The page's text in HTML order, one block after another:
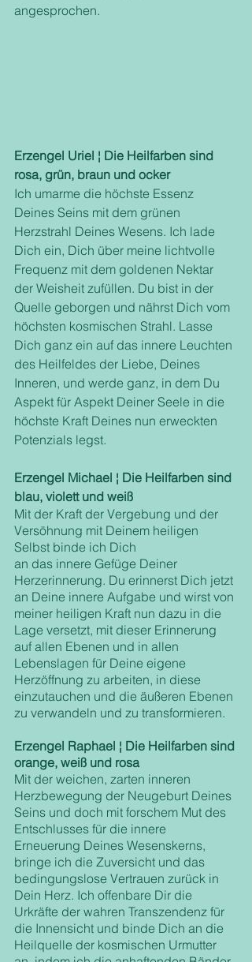
angesprochen.
Erzengel Uriel ¦ Die Heilfarben sind
rosa, grün, braun und ocker
Ich umarme die höchste Essenz
Deines Seins mit dem grünen
Herzstrahl Deines Wesens. Ich lade
Dich ein, Dich über meine lichtvolle
Frequenz mit dem goldenen Nektar
der Weisheit zufüllen. Du bist in der
Quelle geborgen und nährst Dich vom
höchsten kosmischen Strahl. Lasse
Dich ganz ein auf das innere Leuchten
des Heilfeldes der Liebe, Deines
Inneren, und werde ganz, in dem Du
Aspekt für Aspekt Deiner Seele in die
höchste Kraft Deines nun erweckten
Potenzials legst.
Erzengel Michael ¦ Die Heilfarben sind
blau, violett und weiß
Mit der Kraft der Vergebung und der
Versöhnung mit Deinem heiligen
Selbst binde ich Dich
an das innere Gefüge Deiner
Herzerinnerung. Du erinnerst Dich jetzt
an Deine innere Aufgabe und wirst von
meiner heiligen Kraft nun dazu in die
Lage versetzt, mit dieser Erinnerung
auf allen Ebenen und in allen
Lebenslagen für Deine eigene
Herzöffnung zu arbeiten, in diese
einzutauchen und die äußeren Ebenen
zu verwandeln und zu transformieren.
Erzengel Raphael ¦ Die Heilfarben sind
orange, weiß und rosa
Mit der weichen, zarten inneren
Herzbewegung der Neugeburt Deines
Seins und doch mit forschem Mut des
Entschlusses für die innere
Erneuerung Deines Wesenskerns,
bringe ich die Zuversicht und das
bedingungslose Vertrauen zurück in
Dein Herz. Ich offenbare Dir die
Urkräfte der wahren Transzendenz für
die Innensicht und binde Dich an die
Heilquelle der kosmischen Urmutter